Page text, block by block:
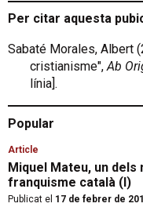
Per citar aquesta
Sabaté Morales, Albert
cristianisme", Ab
línia].
Popular
Article
Miquel Mateu, un
franquisme català (I)
Publicat el 17 de febrer de